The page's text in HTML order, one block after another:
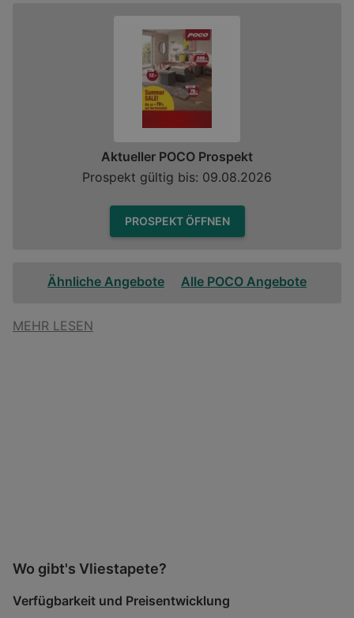
Aktueller POCO Prospekt
Prospekt gültig bis: 09.08.2026
PROSPEKT ÖFFNEN
Ähnliche Angebote Alle POCO Angebote
MEHR LESEN
Wo gibt's Vliestapete?
Verfügbarkeit und Preisentwicklung